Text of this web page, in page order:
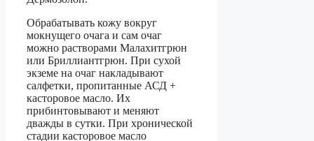
Обрабатывать кожу вокруг
мокнущего очага и сам очаг
можно растворами Малахитгрюн
или Бриллиантгрюн. При сухой
экземе на очаг накладывают
салфетки, пропитанные АСД +
касторовое масло. Их
прибинтовывают и меняют
дважды в сутки. При хронической
стадии касторовое масло